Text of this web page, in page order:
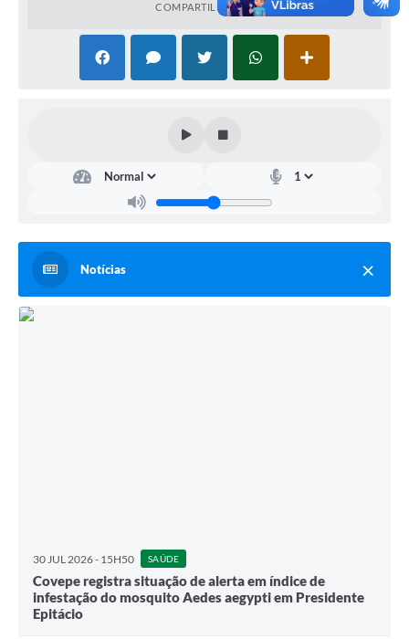
COMPARTILHAR
Notícias
30 JUL 2026 - 15H50 SAÚDE
Covepe registra situação de alerta em índice de
infestação do mosquito Aedes aegypti em Presidente
Epitácio